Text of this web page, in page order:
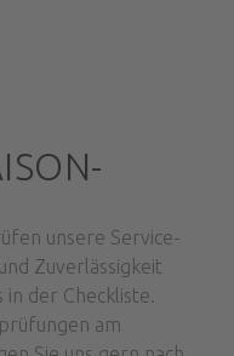
unsere Service-
Zuverlässigkeit
der Checkliste.
am